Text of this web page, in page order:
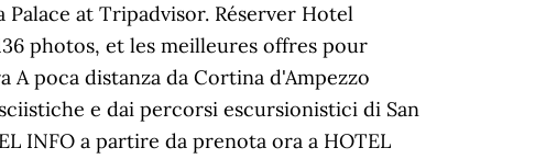
at Tripadvisor. Réserver Hotel
photos, et les meilleures offres pour
poca distanza da Cortina d'Ampezzo
e dai percorsi escursionistici di San
INFO a partire da prenota ora a HOTEL